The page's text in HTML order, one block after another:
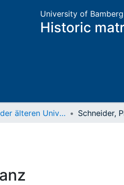
University of Bamberg
Historic
Matrikel der älteren Universität Schneider,